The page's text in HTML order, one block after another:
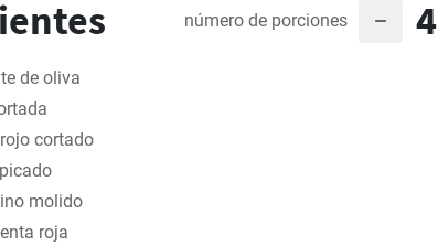
número de porciones 4
de oliva
cortado
molido
roja